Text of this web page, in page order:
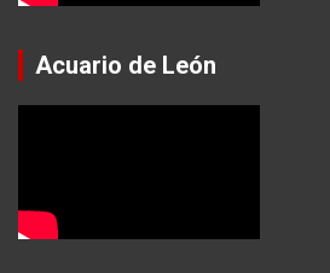
Acuario de León